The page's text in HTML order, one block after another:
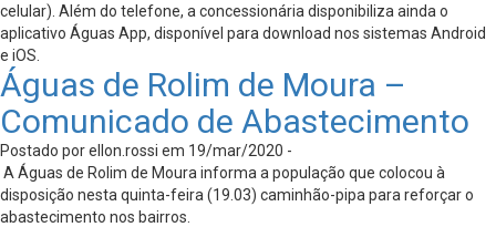
celular). Além do telefone, a concessionária disponibiliza ainda o
aplicativo Águas App, disponível para download nos sistemas Android
e iOS.
Águas de Rolim de Moura –
Comunicado de Abastecimento
Postado por ellon.rossi em 19/mar/2020 -
A Águas de Rolim de Moura informa a população que colocou à
disposição nesta quinta-feira (19.03) caminhão-pipa para reforçar o
abastecimento nos bairros.